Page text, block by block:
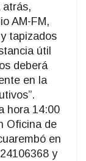
atrás,
AM-FM,
tapizados
útil
deberá
en la
hora 14:00
Oficina de
en
y